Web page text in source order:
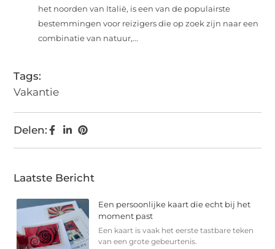
het noorden van Italië, is een van de populairste
bestemmingen voor reizigers die op zoek zijn naar een
combinatie van natuur,...
Tags:
Vakantie
Delen:
Laatste Bericht
Een persoonlijke kaart die echt bij het
moment past
Een kaart is vaak het eerste tastbare teken
van een grote gebeurtenis.